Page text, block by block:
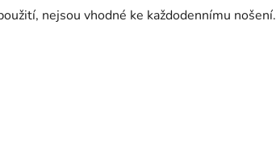
nejsou vhodné ke každodennímu nošení.